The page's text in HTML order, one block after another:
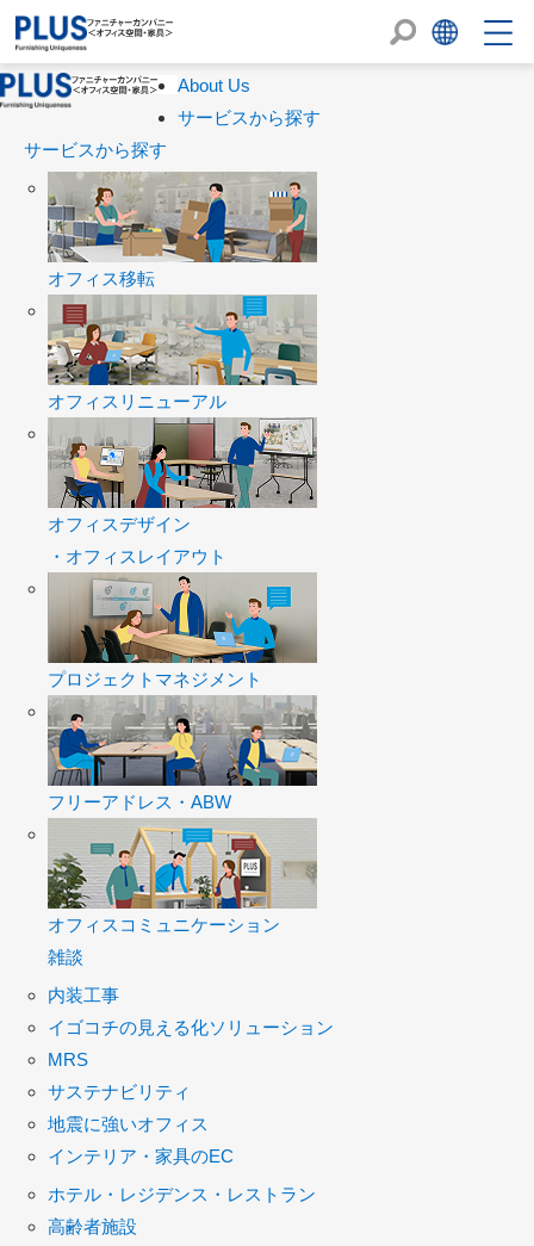
About Us
サービスから探す
サービスから探す
オフィス移転
オフィスリニューアル
オフィスデザイン
・オフィスレイアウト
プロジェクトマネジメント
フリーアドレス・ABW
オフィスコミュニケーション
雑談
内装工事
イゴコチの見える化ソリューション
MRS
サステナビリティ
地震に強いオフィス
インテリア・家具のEC
ホテル・レジデンス・レストラン
高齢者施設